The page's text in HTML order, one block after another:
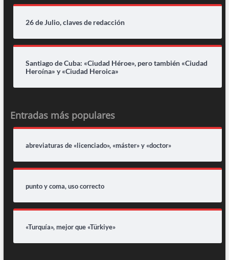
26 de Julio, claves de redacción
Santiago de Cuba: «Ciudad Héroe», pero también «Ciudad
Heroína» y «Ciudad Heroica»
Entradas más populares
abreviaturas de «licenciado», «máster» y «doctor»
punto y coma, uso correcto
«Turquía», mejor que «Türkiye»